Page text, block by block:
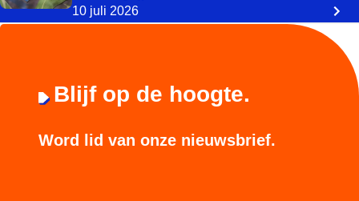
10 juli 2026
Blijf op de hoogte.
Word lid van onze nieuwsbrief.